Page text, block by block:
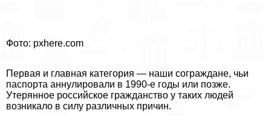
Фото: pxhere.com
Первая и главная категория — наши сограждане, чьи
паспорта аннулировали в 1990-е годы или позже.
Утерянное российское гражданство у таких людей
возникало в силу различных причин.